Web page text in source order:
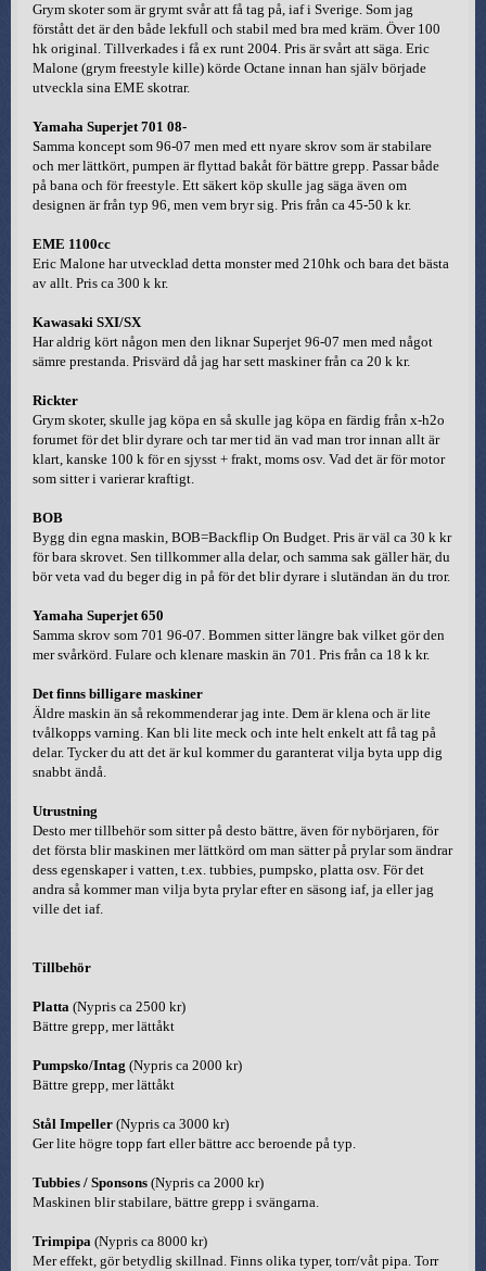
Grym skoter som är grymt svår att få tag på, iaf i Sverige. Som jag
förstått det är den både lekfull och stabil med bra med kräm. Över 100
hk original. Tillverkades i få ex runt 2004. Pris är svårt att säga. Eric
Malone (grym freestyle kille) körde Octane innan han själv började
utveckla sina EME skotrar.
Yamaha Superjet 701 08-
Samma koncept som 96-07 men med ett nyare skrov som är stabilare
och mer lättkört, pumpen är flyttad bakåt för bättre grepp. Passar både
på bana och för freestyle. Ett säkert köp skulle jag säga även om
designen är från typ 96, men vem bryr sig. Pris från ca 45-50 k kr.
EME 1100cc
Eric Malone har utvecklad detta monster med 210hk och bara det bästa
av allt. Pris ca 300 k kr.
Kawasaki SXI/SX
Har aldrig kört någon men den liknar Superjet 96-07 men med något
sämre prestanda. Prisvärd då jag har sett maskiner från ca 20 k kr.
Rickter
Grym skoter, skulle jag köpa en så skulle jag köpa en färdig från x-h2o
forumet för det blir dyrare och tar mer tid än vad man tror innan allt är
klart, kanske 100 k för en sjysst + frakt, moms osv. Vad det är för motor
som sitter i varierar kraftigt.
BOB
Bygg din egna maskin, BOB=Backflip On Budget. Pris är väl ca 30 k kr
för bara skrovet. Sen tillkommer alla delar, och samma sak gäller här, du
bör veta vad du beger dig in på för det blir dyrare i slutändan än du tror.
Yamaha Superjet 650
Samma skrov som 701 96-07. Bommen sitter längre bak vilket gör den
mer svårkörd. Fulare och klenare maskin än 701. Pris från ca 18 k kr.
Det finns billigare maskiner
Äldre maskin än så rekommenderar jag inte. Dem är klena och är lite
tvålkopps varning. Kan bli lite meck och inte helt enkelt att få tag på
delar. Tycker du att det är kul kommer du garanterat vilja byta upp dig
snabbt ändå.
Utrustning
Desto mer tillbehör som sitter på desto bättre, även för nybörjaren, för
det första blir maskinen mer lättkörd om man sätter på prylar som ändrar
dess egenskaper i vatten, t.ex. tubbies, pumpsko, platta osv. För det
andra så kommer man vilja byta prylar efter en säsong iaf, ja eller jag
ville det iaf.
Tillbehör
Platta (Nypris ca 2500 kr)
Bättre grepp, mer lättåkt
Pumpsko/Intag (Nypris ca 2000 kr)
Bättre grepp, mer lättåkt
Stål Impeller (Nypris ca 3000 kr)
Ger lite högre topp fart eller bättre acc beroende på typ.
Tubbies / Sponsons (Nypris ca 2000 kr)
Maskinen blir stabilare, bättre grepp i svängarna.
Trimpipa (Nypris ca 8000 kr)
Mer effekt, gör betydlig skillnad. Finns olika typer, torr/våt pipa. Torr